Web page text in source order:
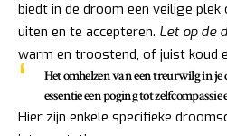
biedt in de droom een veilige
uiten en te accepteren. Let op de
warm en troostend, of juist koud
Het omhelzen van een treurwilg in
essentie een poging tot
Hier zijn enkele specifieke